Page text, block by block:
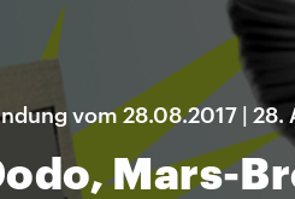
vom 28.08.2017 | 28.
Mars-